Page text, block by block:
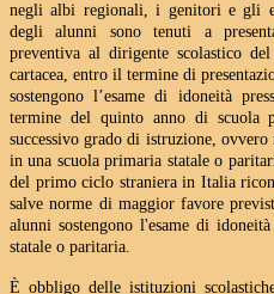
negli albi regionali, i genitori e gli
degli alunni sono tenuti a
preventiva al dirigente scolastico
cartacea, entro il termine di
sostengono l’esame di idoneità
termine del quinto anno di scuola
successivo grado di istruzione,
in una scuola primaria statale o
del primo ciclo straniera in Italia
salve norme di maggior favore
alunni sostengono l'esame di
statale o paritaria.
È obbligo delle istituzioni